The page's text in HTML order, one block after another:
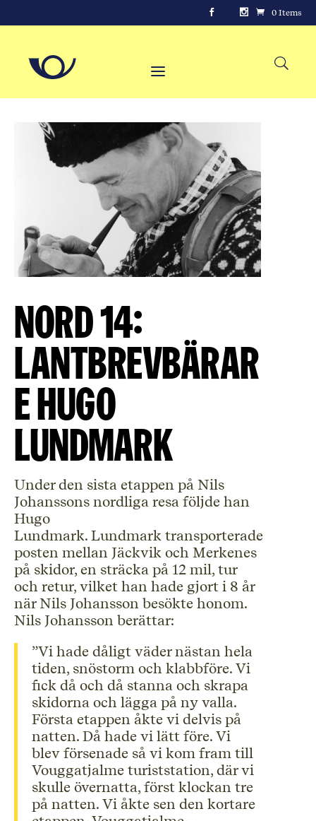
0 Items
Nord 14:
Lantbrevbärar
e Hugo
Lundmark
Under den sista etappen på Nils
Johanssons nordliga resa följde han
Hugo
Lundmark. Lundmark transporterade
posten mellan Jäckvik och Merkenes
på skidor, en sträcka på 12 mil, tur
och retur, vilket han hade gjort i 8 år
när Nils Johansson besökte honom.
Nils Johansson berättar:
”Vi hade dåligt väder nästan hela
tiden, snöstorm och klabbföre. Vi
fick då och då stanna och skrapa
skidorna och lägga på ny valla.
Första etappen åkte vi delvis på
natten. Då hade vi lätt före. Vi
blev försenade så vi kom fram till
Vouggatjalme turiststation, där vi
skulle övernatta, först klockan tre
på natten. Vi åkte sen den kortare